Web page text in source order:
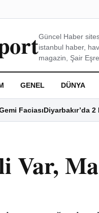
Güncel Haber
istanbul haber,
magazin, Şair
GENEL DÜNYA
FaciasıDiyarbakır’da
Var,